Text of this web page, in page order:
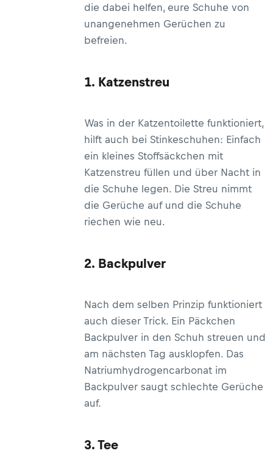
die dabei helfen, eure Schuhe von
unangenehmen Gerüchen zu
befreien.
1. Katzenstreu
Was in der Katzentoilette funktioniert,
hilft auch bei Stinkeschuhen: Einfach
ein kleines Stoffsäckchen mit
Katzenstreu füllen und über Nacht in
die Schuhe legen. Die Streu nimmt
die Gerüche auf und die Schuhe
riechen wie neu.
2. Backpulver
Nach dem selben Prinzip funktioniert
auch dieser Trick. Ein Päckchen
Backpulver in den Schuh streuen und
am nächsten Tag ausklopfen. Das
Natriumhydrogencarbonat im
Backpulver saugt schlechte Gerüche
auf.
3. Tee